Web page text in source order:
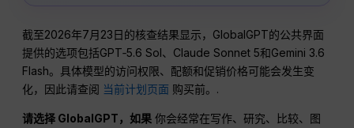
截至2026年7月23日的核查结果显示，GlobalGPT的公共界面
提供的选项包括GPT‑5.6 Sol、Claude Sonnet 5和Gemini 3.6
Flash。具体模型的访问权限、配额和促销价格可能会发生变
化，因此请查阅 当前计划页面 购买前。.
请选择 GlobalGPT，如果 你会经常在写作、研究、比较、图